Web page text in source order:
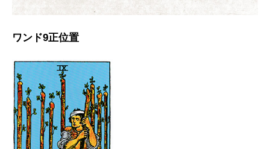
ワンド9正位置